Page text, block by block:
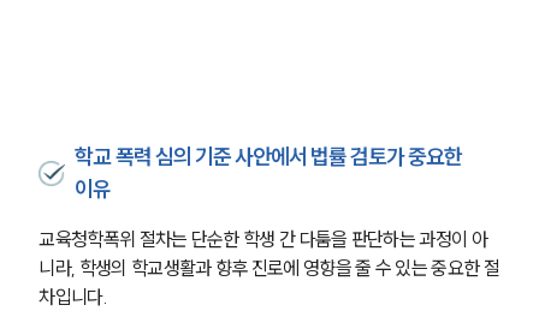
학교 폭력 심의 기준 사안에서 법률 검토가 중요한
이유
교육청학폭위 절차는 단순한 학생 간 다툼을 판단하는 과정이 아
니라, 학생의 학교생활과 향후 진로에 영향을 줄 수 있는 중요한 절
차입니다.